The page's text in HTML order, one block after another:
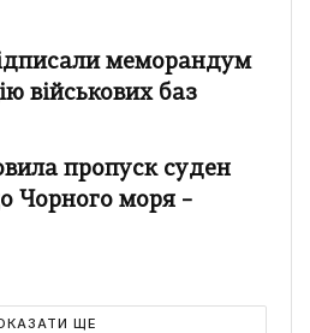
меморандум
військових баз
пропуск суден
Чорного моря –
ЩЕ